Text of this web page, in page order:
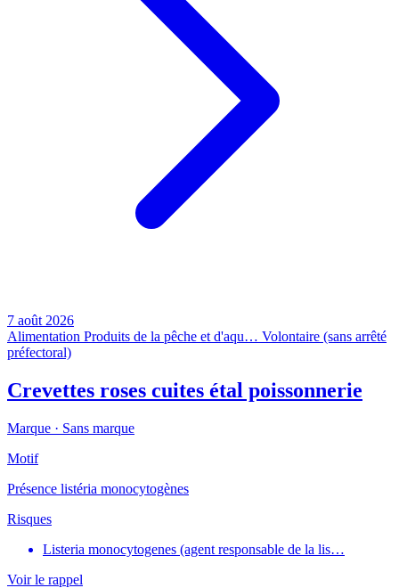
7 août 2026
Alimentation Produits de la pêche et d'aqu… Volontaire (sans arrêté
préfectoral)
Crevettes roses cuites étal poissonnerie
Marque · Sans marque
Motif
Présence listéria monocytogènes
Risques
Listeria monocytogenes (agent responsable de la lis…
Voir le rappel